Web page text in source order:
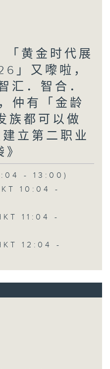
「黄金时代展
」又嚟啦，
汇．智合．
仲有「金龄
族都可以做
立第二职业
- 13:00)
10:04 -
11:04 -
12:04 -